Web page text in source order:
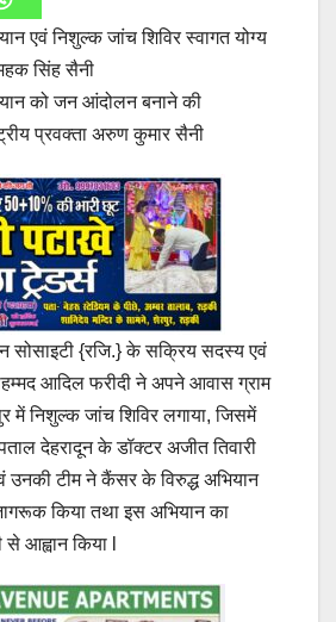
एवं निशुल्क जांच शिविर स्वागत योग्य
सिंह सैनी
को जन आंदोलन बनाने की
प्रवक्ता अरुण कुमार सैनी
सोसाइटी {रजि.} के सक्रिय सदस्य एवं
आदिल फरीदी ने अपने आवास ग्राम
में निशुल्क जांच शिविर लगाया, जिसमें
देहरादून के डॉक्टर अजीत तिवारी
उनकी टीम ने कैंसर के विरुद्ध अभियान
किया तथा इस अभियान का
आह्वान किया l